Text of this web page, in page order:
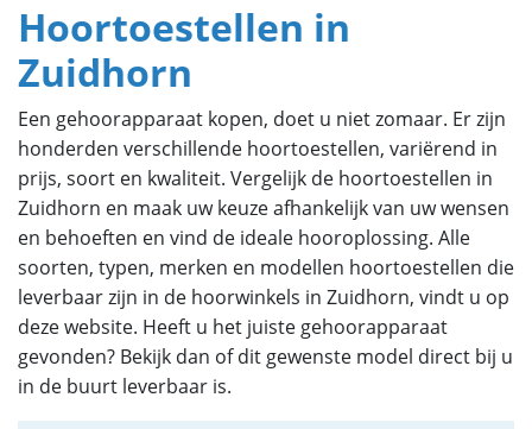
Hoortoestellen in
Zuidhorn
Een gehoorapparaat kopen, doet u niet zomaar. Er zijn
honderden verschillende hoortoestellen, variërend in
prijs, soort en kwaliteit. Vergelijk de hoortoestellen in
Zuidhorn en maak uw keuze afhankelijk van uw wensen
en behoeften en vind de ideale hooroplossing. Alle
soorten, typen, merken en modellen hoortoestellen die
leverbaar zijn in de hoorwinkels in Zuidhorn, vindt u op
deze website. Heeft u het juiste gehoorapparaat
gevonden? Bekijk dan of dit gewenste model direct bij u
in de buurt leverbaar is.